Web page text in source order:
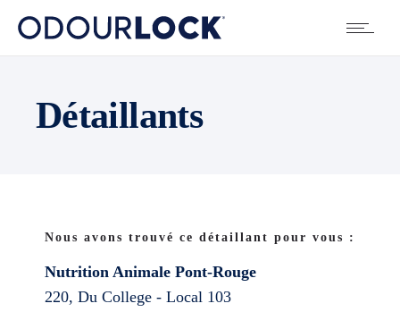
Détaillants
Nous avons trouvé ce détaillant pour vous :
Nutrition Animale Pont-Rouge
220, Du College - Local 103